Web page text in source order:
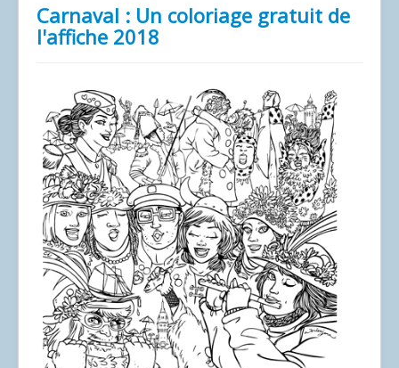
Carnaval : Un coloriage gratuit de
l'affiche 2018